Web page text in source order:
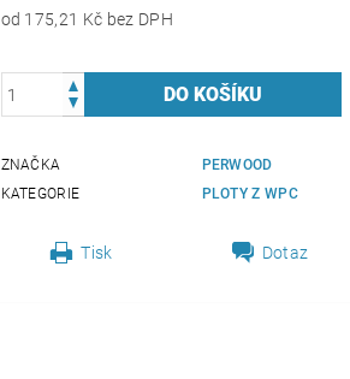
od 175,21 Kč bez DPH
ZNAČKA
PERWOOD
KATEGORIE
PLOTY Z WPC
Tisk Dotaz